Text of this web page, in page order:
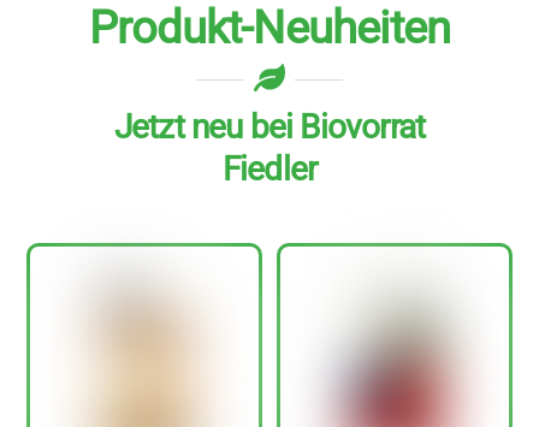
Produkt-Neuheiten
Jetzt neu bei Biovorrat
Fiedler